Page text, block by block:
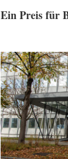
Ein Preis für